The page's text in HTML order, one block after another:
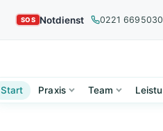
Notdienst 0221
Start Praxis Team